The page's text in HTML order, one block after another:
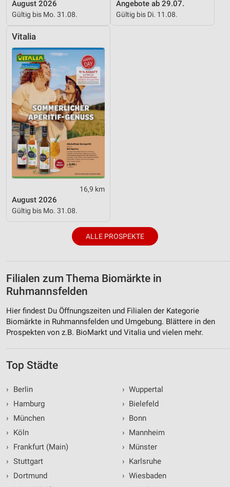
August 2026
Gültig bis Mo. 31.08.
Angebote ab 29.07.
Gültig bis Di. 11.08.
Vitalia
16,9 km
August 2026
Gültig bis Mo. 31.08.
ALLE PROSPEKTE
Filialen zum Thema Biomärkte in
Ruhmannsfelden
Hier findest Du Öffnungszeiten und Filialen der Kategorie
Biomärkte in Ruhmannsfelden und Umgebung. Blättere in den
Prospekten von z.B. BioMarkt und Vitalia und vielen mehr.
Top Städte
›
Berlin
›
Hamburg
›
München
›
Köln
›
Frankfurt (Main)
› Stuttgart
›
Dortmund
› Wuppertal
› Bielefeld
› Bonn
› Mannheim
› Münster
› Karlsruhe
› Wiesbaden
Verwendung reduzierter Daten zur Auswahl von
Inhalten
Geräte anhand von aktiv angeforderten
Informationen identifizieren
Nicht-IAB-Verarbeitungszwecke:
Notwendig
Performance
Funktional
Werbung